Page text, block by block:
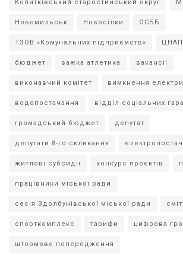
Копитківський старостинський округ
Новомильськ Новосілки ОСББ
ТЗОВ «Комунальних підприємств» ЦНАП
бюджет важка атлетика вакансії
виконавчий комітет вимкнення
водопостачання відділ соціальних
громадський бюджет депутат
депутати 8-го скликання
житлові субсидії конкурс проєктів
працівники міської ради
сесія Здолбунівської міської ради
спорткомплекс тарифи цифрова
штормове попередження